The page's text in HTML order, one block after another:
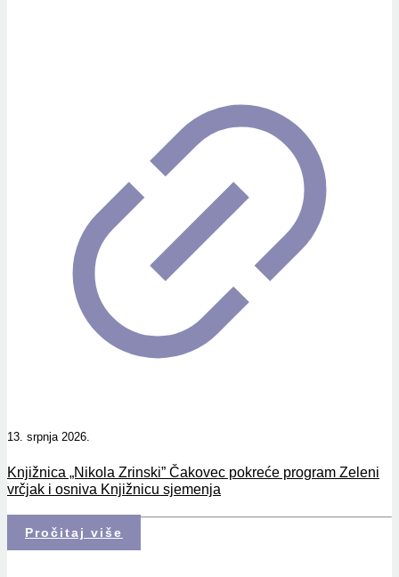
13. srpnja 2026.
Knjižnica „Nikola Zrinski” Čakovec pokreće program Zeleni
vrčjak i osniva Knjižnicu sjemenja
Pročitaj više